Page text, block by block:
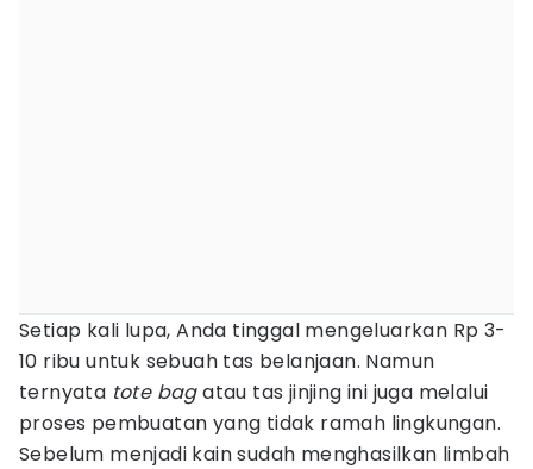
Setiap kali lupa, Anda tinggal mengeluarkan Rp 3-
10 ribu untuk sebuah tas belanjaan. Namun
ternyata tote bagatau tas jinjing ini juga melalui
proses pembuatan yang tidak ramah lingkungan.
Sebelum menjadi kain sudah menghasilkan limbah